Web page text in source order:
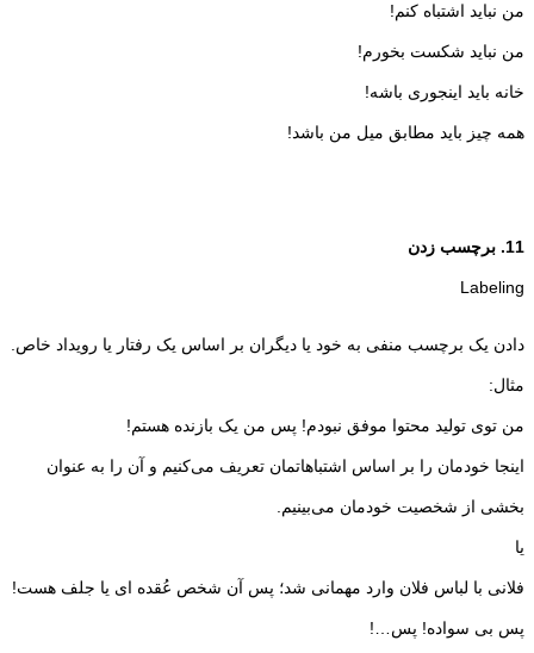
من نباید اشتباه کنم!
من نباید شکست بخورم!
خانه باید اینجوری باشه!
همه چیز باید مطابق میل من باشد!
11. برچسب زدن
Labeling
دادن یک برچسب منفی به خود یا دیگران بر اساس یک رفتار یا رویداد خاص.
مثال:
من توی تولید محتوا موفق نبودم! پس من یک بازنده هستم!
اینجا خودمان را بر اساس اشتباهاتمان تعریف می‌کنیم و آن را به عنوان
بخشی از شخصیت خودمان می‌بینیم.
یا
فلانی با لباس فلان وارد مهمانی شد؛ پس آن شخص عُقده ای یا جلف هست!
پس بی سواده! پس…!